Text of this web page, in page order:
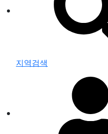
지역검색